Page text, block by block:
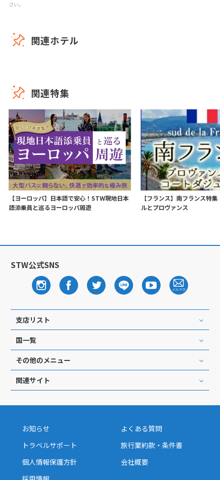
さい。
関連ホテル
関連特集
【ヨーロッパ】日本語で安心！STW現地日本
語添乗員と巡るヨーロッパ周遊
【フランス】南フランス特
ルとプロヴァンス
STW公式SNS
支店リスト
国一覧
その他のメニュー
関連サイト
お知らせ
よくある質問
トラベルサポート
旅行業約款・条件書
個人情報保護方針
会社概要